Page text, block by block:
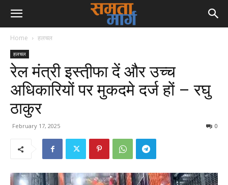
Home हलचल
हलचल
रेल मंत्री इस्ती़फा दें और उच्च
अधिकारियों पर मुकदमे दर्ज हों – रघु
ठाकुर
February 17, 2025 0